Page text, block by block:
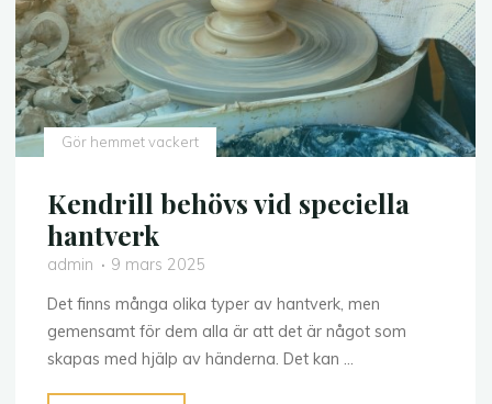
Gör hemmet vackert
Kendrill behövs vid speciella
hantverk
admin
9 mars 2025
Det finns många olika typer av hantverk, men
gemensamt för dem alla är att det är något som
skapas med hjälp av händerna. Det kan …